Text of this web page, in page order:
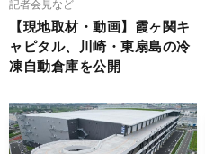
記者会見など
【現地取材・動画】霞ヶ関キ
ャピタル、川崎・東扇島の冷
凍自動倉庫を公開